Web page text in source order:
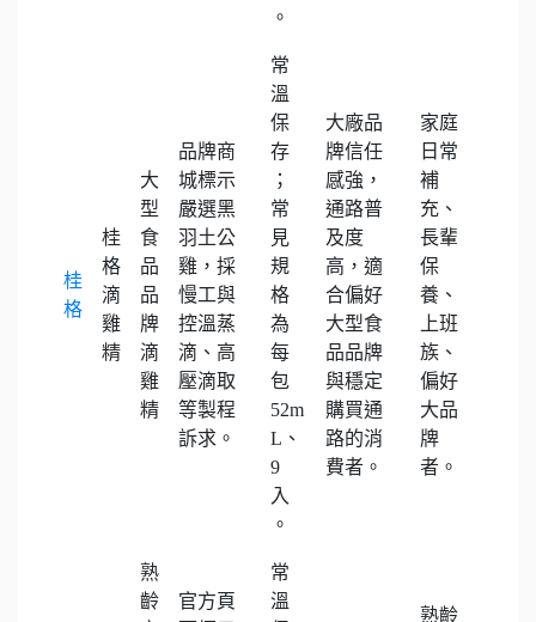
。
桂
格
桂
格
滴
雞
精
大
型
食
品
品
牌
滴
雞
精
品牌商
城標示
嚴選黑
羽土公
雞，採
慢工與
控溫蒸
滴、高
壓滴取
等製程
訴求。
常
溫
保
存
；
常
見
規
格
為
每
包
52m
L、
9
入
。
大廠品
牌信任
感強，
通路普
及度
高，適
合偏好
大型食
品品牌
與穩定
購買通
路的消
費者。
家庭
日常
補
充、
長輩
保
養、
上班
族、
偏好
大品
牌
者。
熟
齡
官方頁
常
溫
熟齡